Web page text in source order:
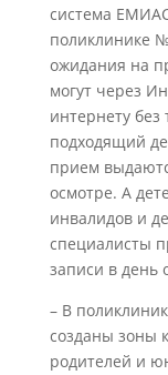
система
поликлинике
ожидания на
могут через
интернету
подходящий
прием
осмотре. А
инвалидов и
специалисты
записи в день
– В
созданы зоны
родителей и